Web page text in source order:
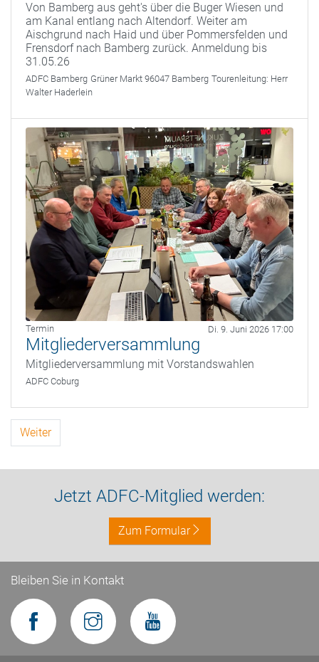
Von Bamberg aus geht's über die Buger Wiesen und
am Kanal entlang nach Altendorf. Weiter am
Aischgrund nach Haid und über Pommersfelden und
Frensdorf nach Bamberg zurück. Anmeldung bis
31.05.26
ADFC Bamberg Grüner Markt 96047 Bamberg Tourenleitung: Herr
Walter Haderlein
Termin Di. 9. Juni 2026 17:00
Mitgliederversammlung
Mitgliederversammlung mit Vorstandswahlen
ADFC Coburg
Weiter
Jetzt ADFC-Mitglied werden:
Zum Formular
Bleiben Sie in Kontakt